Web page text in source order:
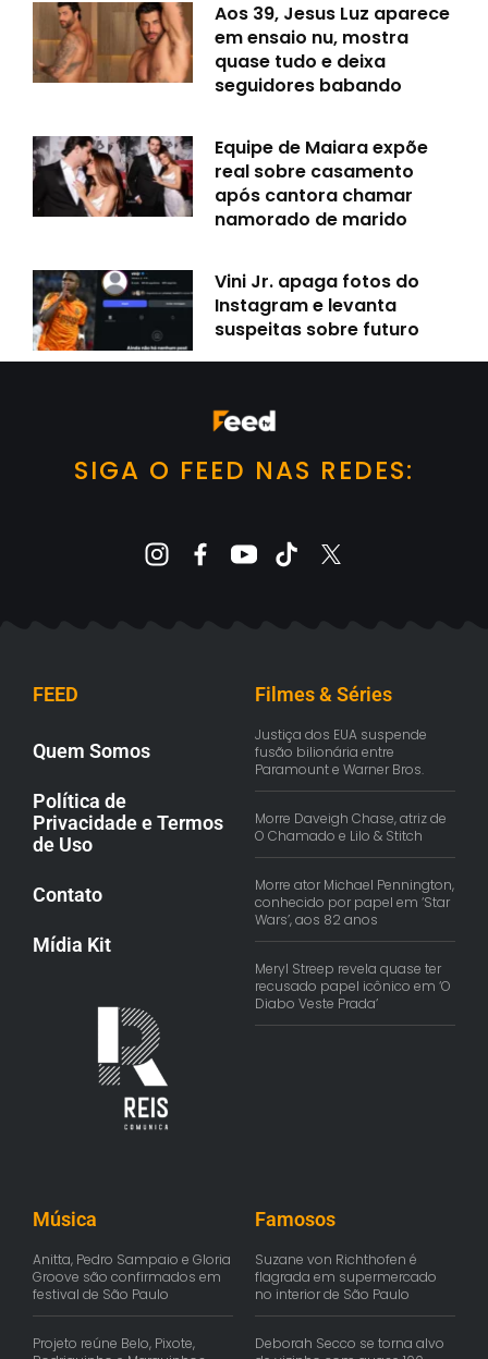
Aos 39, Jesus Luz aparece
em ensaio nu, mostra
quase tudo e deixa
seguidores babando
Equipe de Maiara expõe
real sobre casamento
após cantora chamar
namorado de marido
Vini Jr. apaga fotos do
Instagram e levanta
suspeitas sobre futuro
SIGA O FEED NAS REDES:
FEED
Quem Somos
Política de
Privacidade e Termos
de Uso
Contato
Mídia Kit
Filmes & Séries
Justiça dos EUA suspende
fusão bilionária entre
Paramount e Warner Bros.
Morre Daveigh Chase, atriz de
O Chamado e Lilo & Stitch
Morre ator Michael Pennington,
conhecido por papel em ‘Star
Wars’, aos 82 anos
Meryl Streep revela quase ter
recusado papel icônico em ‘O
Diabo Veste Prada’
Música
Anitta, Pedro Sampaio e Gloria
Groove são confirmados em
festival de São Paulo
Projeto reúne Belo, Pixote,
Famosos
Suzane von Richthofen é
flagrada em supermercado
no interior de São Paulo
Deborah Secco se torna alvo